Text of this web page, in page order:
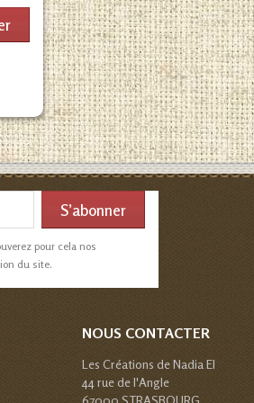
pour cela nos
du site.
NOUS CONTACTER
Les Créations de Nadia EI
44 rue de l'Angle
67000 STRASBOURG